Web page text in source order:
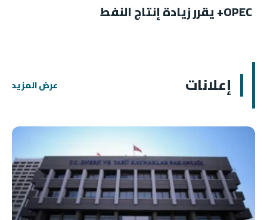
OPEC+ يقرر زيادة إنتاج النفط
إعلانات عرض المزيد